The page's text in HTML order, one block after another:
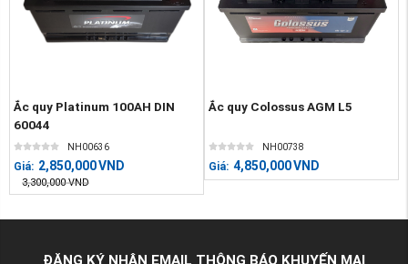
Ắc quy Platinum 100AH DIN
60044
NH00636
Giá: 2,850,000VND
3,300,000 VND
Ắc quy Colossus AGM L5
NH00738
Giá: 4,850,000VND
ĐĂNG KÝ NHẬN EMAIL THÔNG BÁO KHUYẾN MẠI